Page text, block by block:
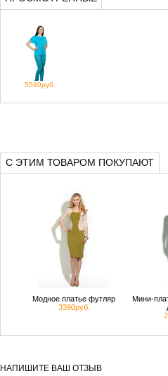
5540руб.
С ЭТИМ ТОВАРОМ ПОКУПАЮТ
Модное платье футляр
3390руб.
Мини-
НАПИШИТЕ ВАШ ОТЗЫВ